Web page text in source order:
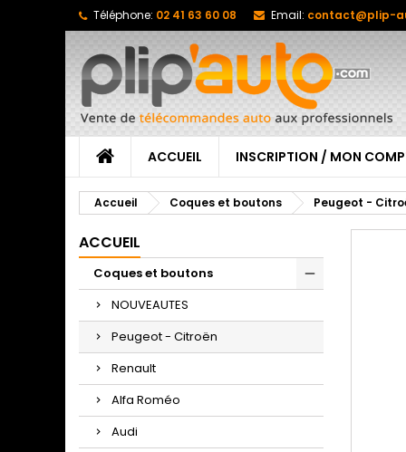
Téléphone: 02 41 63 60 08 Email: contact@plip-
ACCUEIL INSCRIPTION / MON
Accueil Coques et boutons Peugeot -
ACCUEIL
Coques et boutons
NOUVEAUTES
Peugeot - Citroën
Renault
Alfa Roméo
Audi